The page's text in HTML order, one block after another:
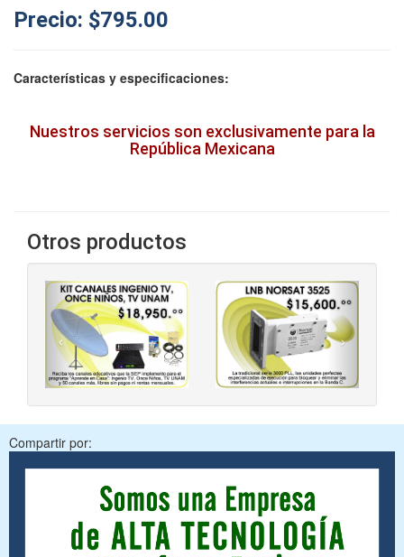
Precio: $795.00
Características y especificaciones:
Nuestros servicios son exclusivamente para la
República Mexicana
Otros productos
‹ ›
Compartir por: